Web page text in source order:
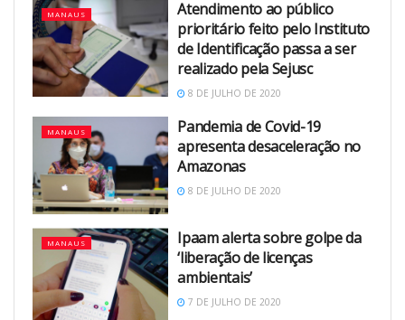
MANAUS
Atendimento ao público
prioritário feito pelo Instituto
de Identificação passa a ser
realizado pela Sejusc
8 DE JULHO DE 2020
MANAUS
Pandemia de Covid-19
apresenta desaceleração no
Amazonas
8 DE JULHO DE 2020
MANAUS
Ipaam alerta sobre golpe da
‘liberação de licenças
ambientais’
7 DE JULHO DE 2020